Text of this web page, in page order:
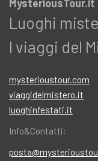
MysteriousTour.it
Luoghi
I viaggi del
mysterioustour.com
viaggidelmistero.it
luoghinfestati.it
Info&Contatti: